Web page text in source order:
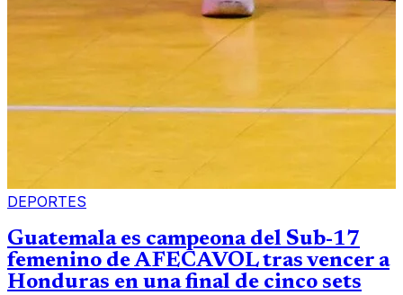
DEPORTES
Guatemala es campeona del Sub-17
femenino de AFECAVOL tras vencer a
Honduras en una final de cinco sets